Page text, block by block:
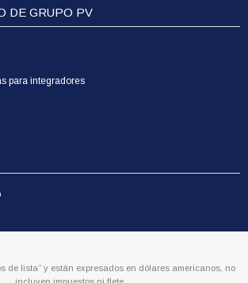
DE GRUPO PV
para integradores
de lista” y están expresados en dólares americanos, no